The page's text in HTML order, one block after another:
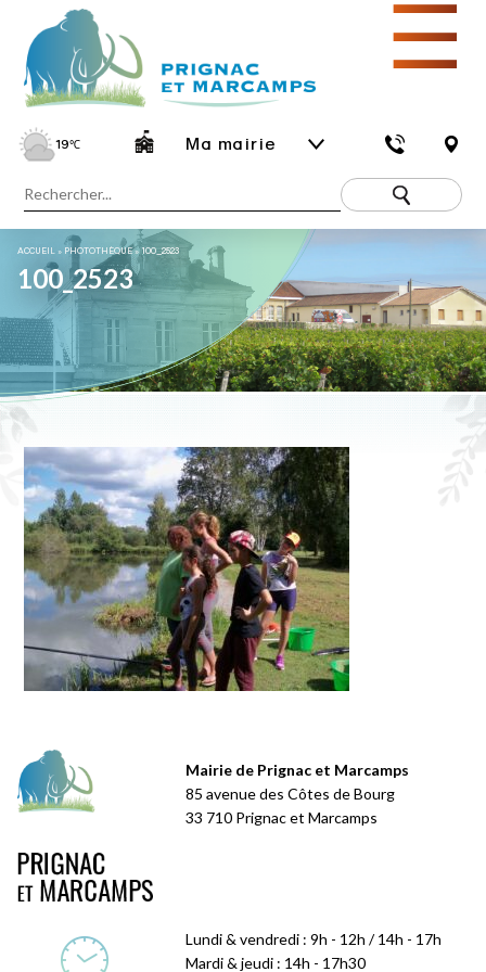
19℃ Ma mairie
☰
ACCUEIL » PHOTOTHÈQUE»100_2523
100_2523
Mairie de Prignac et Marcamps
85 avenue des Côtes de Bourg
33 710 Prignac et Marcamps
Lundi & vendredi : 9h - 12h / 14h - 17h
Mardi & jeudi : 14h - 17h30